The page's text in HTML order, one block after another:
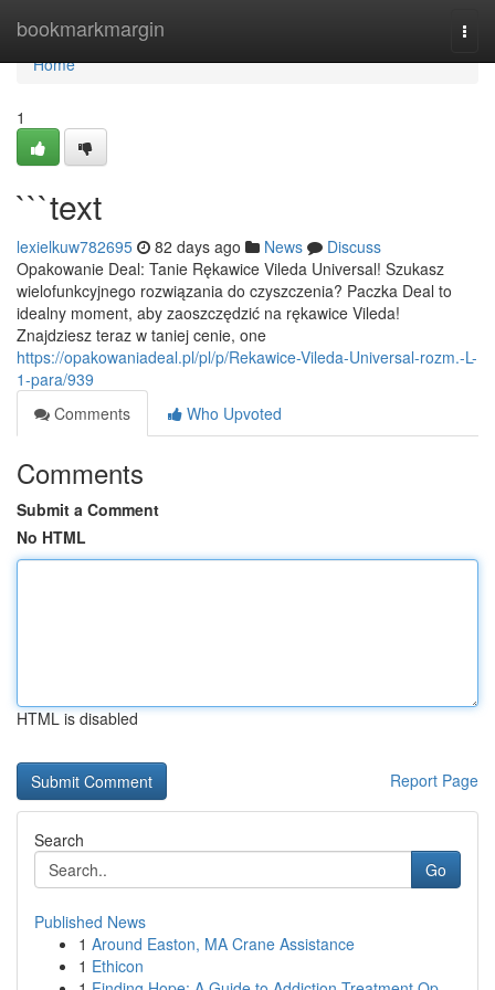
bookmarkmargin
Home
Home
1
```text
lexielkuw782695 82 days ago News
Discuss
Opakowanie Deal: Tanie Rękawice Vileda Universal! Szukasz
wielofunkcyjnego rozwiązania do czyszczenia? Paczka Deal to
idealny moment, aby zaoszczędzić na rękawice Vileda!
Znajdziesz teraz w taniej cenie, one
https://opakowaniadeal.pl/pl/p/Rekawice-Vileda-Universal-rozm.-L-
1-para/939
Comments
Who Upvoted
Comments
Submit a Comment
No HTML
HTML is disabled
Report Page
Search
Go
Published News
1 Around Easton, MA Crane Assistance
1 Ethicon